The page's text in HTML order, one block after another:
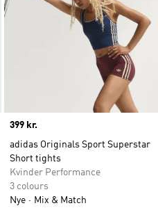
Price
399 kr.
adidas Originals Sport Superstar
Short tights
Kvinder Performance
3 colours
Nye
Mix & Match